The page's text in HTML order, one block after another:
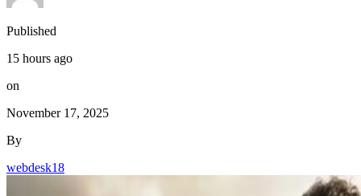
Published
15 hours ago
on
November 17, 2025
By
webdesk18